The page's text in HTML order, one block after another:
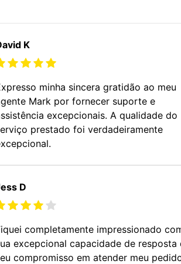
K
minha sincera gratidão ao meu
Mark por fornecer suporte e
excepcionais. A qualidade do
prestado foi verdadeiramente
D
completamente impressionado
excepcional capacidade de resposta
compromisso em atender meu